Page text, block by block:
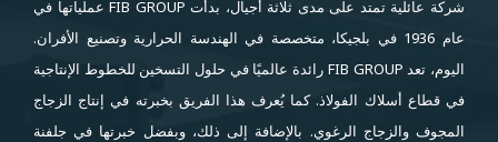
شركة عائلية تمتد على مدى ثلاثة أجيال، بدأت FIB GROUP عملياتها في
عام 1936 في بلجيكا، متخصصة في الهندسة الحرارية وتصنيع الأفران.
اليوم، تعد FIB GROUP رائدة عالميًا في حلول التسخين للخطوط الإنتاجية
في قطاع أسلاك الفولاذ. كما يُعرف هذا الفريق بخبرته في إنتاج الزجاج
المجوف والزجاج الرغوي. بالإضافة إلى ذلك، وبفضل خبرتها في جلفنة